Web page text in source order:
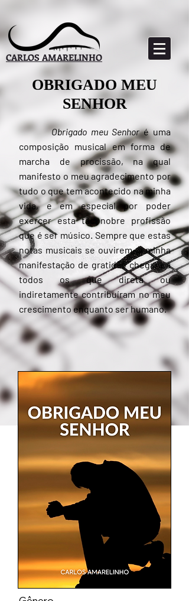
CARLOS AMARELINHO
OBRIGADO MEU
SENHOR
Obrigado meu Senhoré uma
composição musical em forma de
marcha de procissão, na qual
manifesto o meu agradecimento por
tudo o que tem acontecido na minha
vida, e em especial por poder
exercer esta tão nobre profissão
que é ser músico. Sempre que estas
notas musicais se ouvirem, a minha
manifestação de gratidão chegará a
todos os que direta ou
indiretamente contribuíram no meu
crescimento enquanto ser humano.